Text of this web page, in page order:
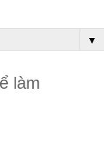
▼
làm